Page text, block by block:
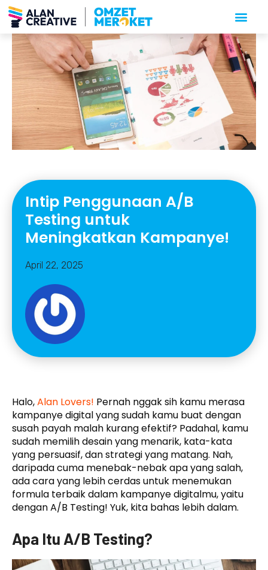
Intip Penggunaan A/B
Testing untuk
Meningkatkan Kampanye!
April 22, 2025
Halo,Alan Lovers! Pernah nggak sih kamu merasa
kampanye digital yang sudah kamu buat dengan
susah payah malah kurang efektif? Padahal, kamu
sudah memilih desain yang menarik, kata-kata
yang persuasif, dan strategi yang matang. Nah,
daripada cuma menebak-nebak apa yang salah,
ada cara yang lebih cerdas untuk menemukan
formula terbaik dalam kampanye digitalmu, yaitu
dengan A/B Testing! Yuk, kita bahas lebih dalam.
Apa Itu A/B Testing?